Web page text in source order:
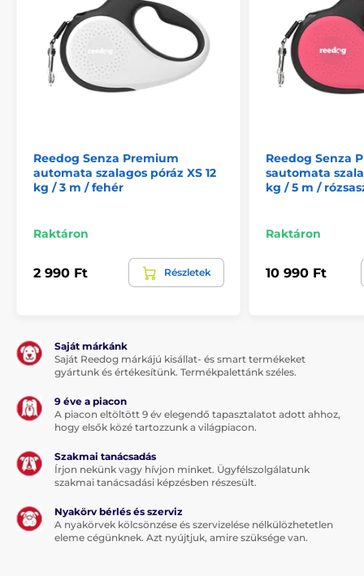
Multipozíciós szalag...
A multipozíciós szalagfunkció azt jelenti, hogy a
szalag nem szorul be semmilyen szögben sem. A
házi kedvencét. A póráz tökéletesen alkalmazkodik a
mozgásirányhoz. Nemcsak Ön fogja jól érezni magát,
hanem kutyája és élvezni fogja a sétáltatást.
A szalag kényelmesebb formája a sétáltatásnak és
szakítószilárdságú anyagból készült. A szövet kiválóan
ellenáll a terhelésnek. A minőségi tekercselő
akadálymentes feltekerését - a szalag nem szorul be
és nem akad el.
Reedog Senza Premium
automata szalagos póráz XS 12
kg / 3 m / fehér
Raktáron
2 990 Ft Részletek
Reedog Senza
sautomata
kg / 5 m /
Raktáron
10 990 Ft
Saját márkánk
Saját Reedog márkájú kisállat- és smart termékeket
gyártunk és értékesítünk. Termékpalettánk széles.
9 éve a piacon
A piacon eltöltött 9 év elegendő tapasztalatot adott ahhoz,
hogy elsők közé tartozzunk a világpiacon.
Szakmai tanácsadás
Írjon nekünk vagy hívjon minket. Ügyfélszolgálatunk
szakmai tanácsadási képzésben részesült.
Nyakörv bérlés és szerviz
A nyakörvek kölcsönzése és szervizelése nélkülözhetetlen
eleme cégünknek. Azt nyújtjuk, amire szüksége van.